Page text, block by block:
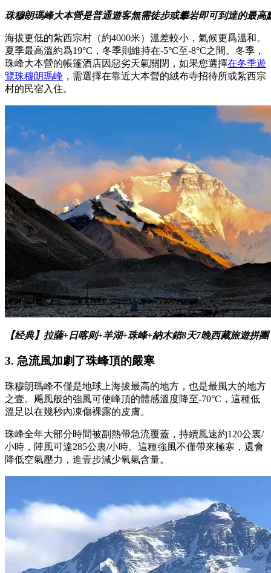
珠穆朗瑪峰大本營是普通遊客無需徒步或攀岩即可到達的最高
海拔更低的紮西宗村（約4000米）溫差較小，氣候更爲溫和。
夏季最高溫約爲19°C，冬季則維持在-5°C至-8°C之間。冬季，
珠峰大本營的帳篷酒店因惡劣天氣關閉，如果您選擇在冬季遊
覽珠穆朗瑪峰 ，需選擇在靠近大本營的絨布寺招待所或紮西宗
村的民宿入住。
【经典】拉薩+日喀则+羊湖+珠峰+納木錯8天7晚西藏旅遊拼團
3. 急流風加劇了珠峰頂的嚴寒
珠穆朗瑪峰不僅是地球上海拔最高的地方，也是最風大的地方
之壹。飓風般的強風可使峰頂的體感溫度降至-70°C，這種低
溫足以在幾秒內凍傷裸露的皮膚。
珠峰全年大部分時間被副熱帶急流覆蓋，持續風速約120公裏/
小時，陣風可達285公裏/小時。這種強風不僅帶來極寒，還會
降低空氣壓力，進壹步減少氧氣含量。